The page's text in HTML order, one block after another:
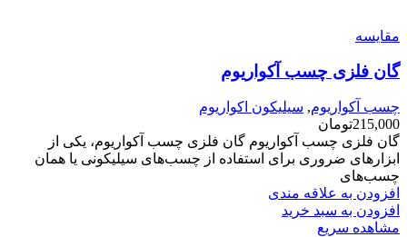
مقایسه
گان فلزی چسب آکواریوم
چسب آکواریوم, سیلیکون اکواریوم
215,000تومان
گان فلزی چسب آکواریوم گان فلزی چسب آکواریوم، یکی از
ابزارهای ضروری برای استفاده از چسب‌های سیلیکونی یا همان
چسب‌های
افزودن به علاقه مندی
افزودن به سبد خرید
مشاهده سریع